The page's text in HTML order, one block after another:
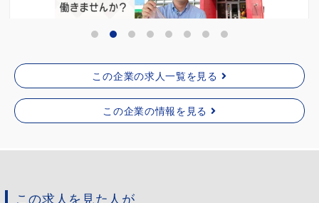
この企業の求人一覧を見る
この企業の情報を見る
この求人を見た人が